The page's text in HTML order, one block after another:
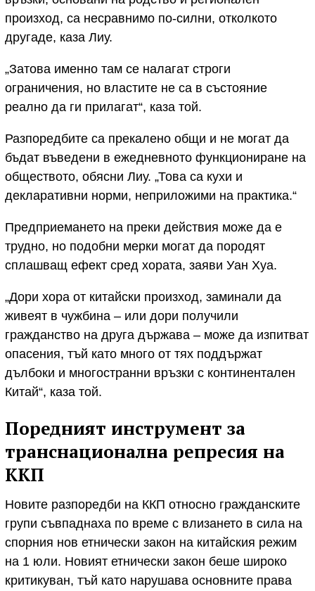
произход, са несравнимо по-силни, отколкото
другаде, каза Лиу.
„Затова именно там се налагат строги
ограничения, но властите не са в състояние
реално да ги прилагат“, каза той.
Разпоредбите са прекалено общи и не могат да
бъдат въведени в ежедневното функциониране на
обществото, обясни Лиу. „Това са кухи и
декларативни норми, неприложими на практика.“
Предприемането на преки действия може да е
трудно, но подобни мерки могат да породят
сплашващ ефект сред хората, заяви Уан Хуа.
„Дори хора от китайски произход, заминали да
живеят в чужбина – или дори получили
гражданство на друга държава – може да изпитват
опасения, тъй като много от тях поддържат
дълбоки и многостранни връзки с континентален
Китай“, каза той.
Поредният инструмент за
транснационална репресия на
ККП
Новите разпоредби на ККП относно гражданските
групи съвпаднаха по време с влизането в сила на
спорния нов етнически закон на китайския режим
на 1 юли. Новият етнически закон беше широко
критикуван, тъй като нарушава основните права